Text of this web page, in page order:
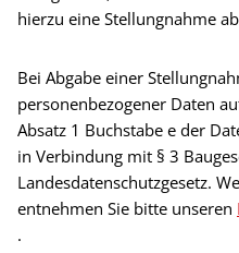
hierzu eine Stellungnahme
Bei Abgabe einer
personenbezogener Daten
Absatz 1 Buchstabe e der
in Verbindung mit § 3
Landesdatenschutzgesetz.
entnehmen Sie bitte unseren
.